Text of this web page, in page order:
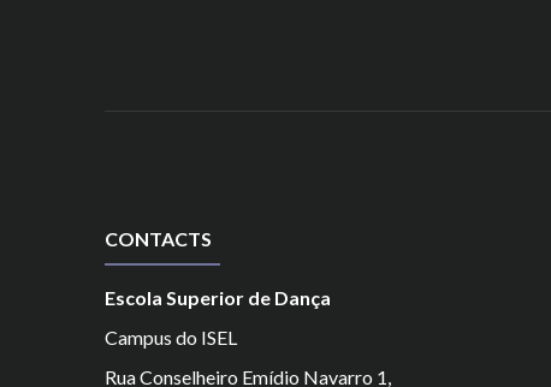
CONTACTS
Escola Superior de Dança
Campus do ISEL
Rua Conselheiro Emídio Navarro 1,